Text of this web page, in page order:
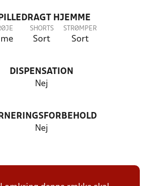
HJEMME
SHORTS
Sort
STRØMPER
Sort
DISPENSATION
Nej
Nej